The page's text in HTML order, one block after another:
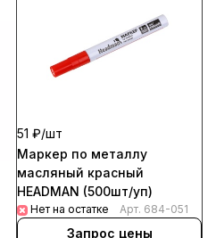
51 ₽/шт
Маркер по металлу
масляный красный
HEADMAN (500шт/уп)
Нет на остатке Арт. 684-051
Запрос цены